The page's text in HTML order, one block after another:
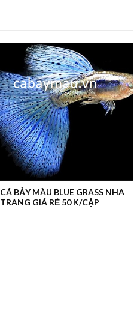
CÁ BẢY MÀU BLUE GRASS NHA
TRANG GIÁ RẺ 50 K/CẶP